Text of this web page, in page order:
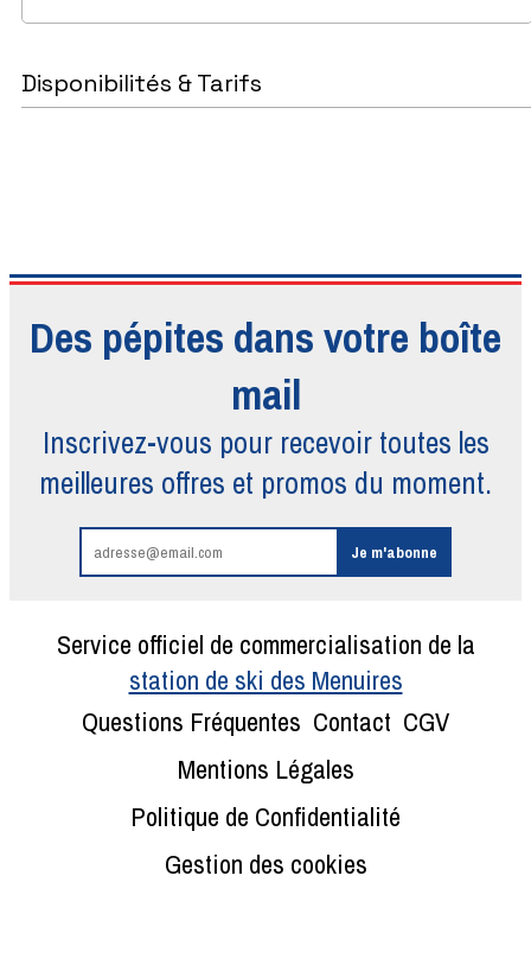
Disponibilités & Tarifs
Des pépites dans votre boîte
mail
Inscrivez-vous pour recevoir toutes les
meilleures offres et promos du moment.
Service officiel de commercialisation de la
station de ski des Menuires
Questions Fréquentes Contact CGV
Mentions Légales
Politique de Confidentialité
Gestion des cookies